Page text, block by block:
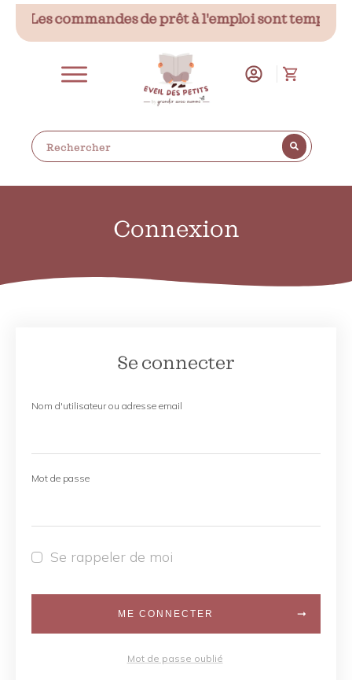
📌 Les commandes de prêt à l'emploi sont
Connexion
Se connecter
Nom d'utilisateur ou adresse email
Mot de passe
Se rappeler de moi
ME CONNECTER
Mot de passe oublié